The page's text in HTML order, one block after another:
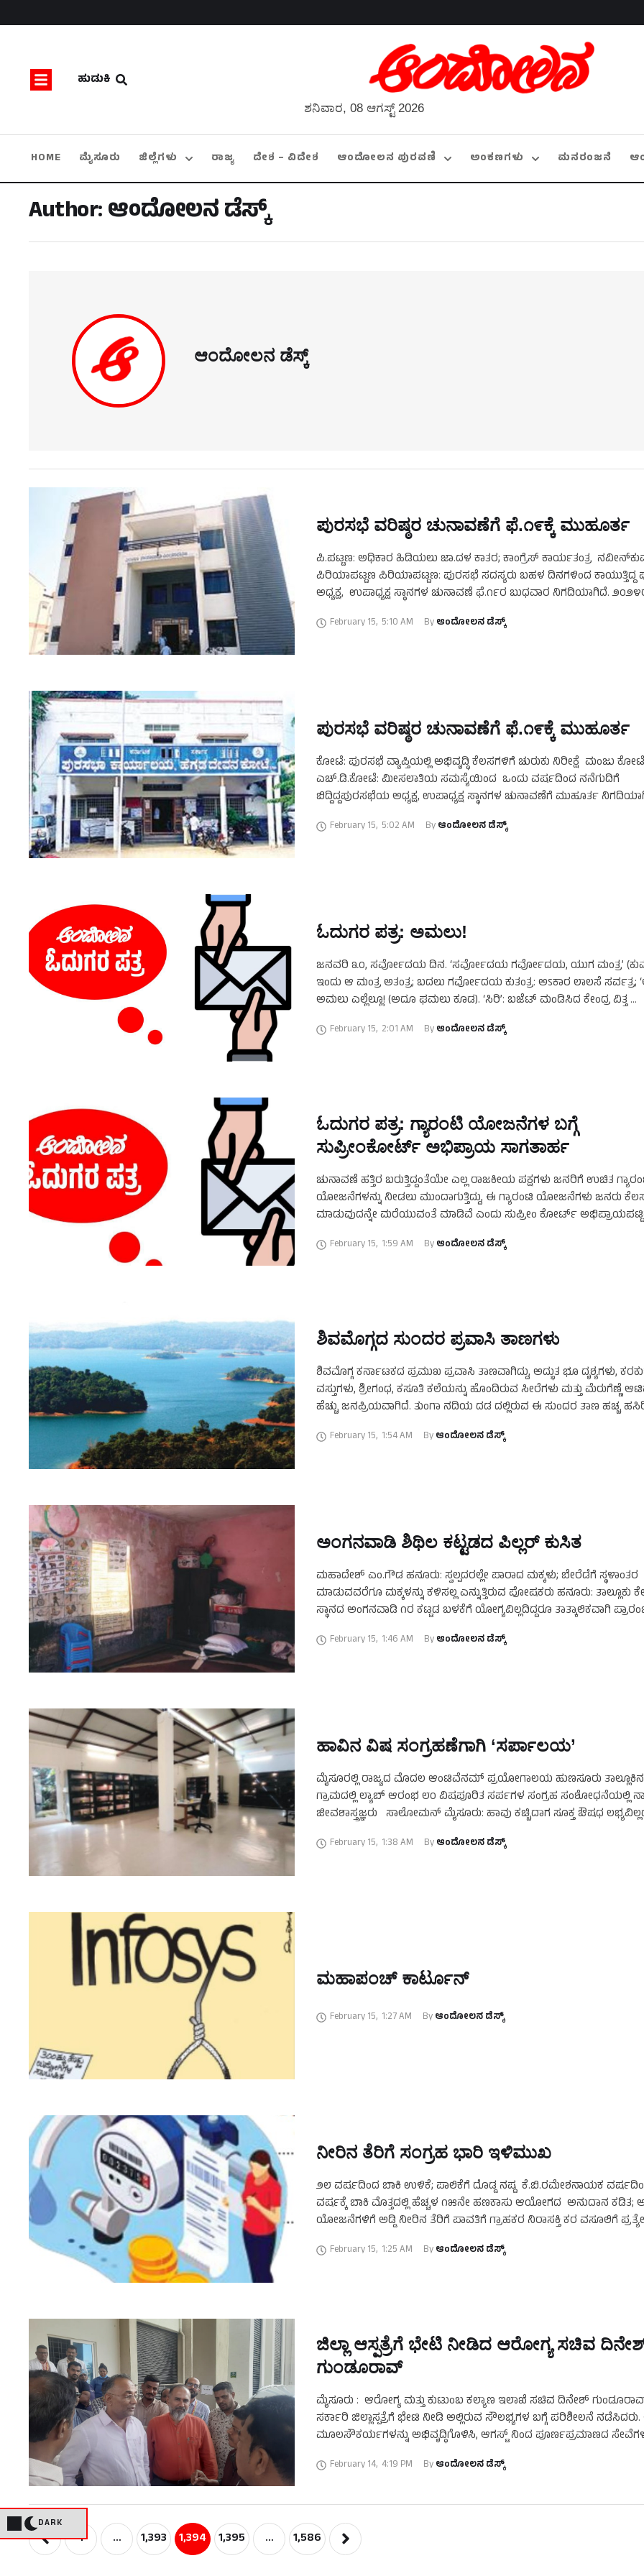
ಹುಡುಕಿ
ಶನಿವಾರ, 08 ಆಗಸ್ಟ್ 2026
DARK
HOME ಮೈಸೂರು ಜಿಲ್ಲೆಗಳು ರಾಜ್ಯ ದೇಶ – ವಿದೇಶ ಆಂದೋಲನ ಪುರವಣಿ ಅಂಕಣಗಳು ಮನರಂಜನೆ
Author:ಆಂದೋಲನ ಡೆಸ್ಕ್
ಆಂದೋಲನ ಡೆಸ್ಕ್
ಪುರಸಭೆ ವರಿಷ್ಠರ ಚುನಾವಣೆಗೆ ಫೆ.೧೯ಕ್ಕೆ ಮುಹೂರ್ತ
ಪಿ.ಪಟ್ಟಣ: ಅಧಿಕಾರ ಹಿಡಿಯಲು ಜಾ.ದಳ ಕಾತರ; ಕಾಂಗ್ರೆಸ್ ಕಾರ್ಯತಂತ್ರ
ಪಿರಿಯಾಪಟ್ಟಣ ಪಿರಿಯಾಪಟ್ಟಣ: ಪುರಸಭೆ ಸದಸ್ಯರು ಬಹಳ ದಿನಗಳಿಂದ ಕಾಯುತ್ತಿದ್ದ
ಅಧ್ಯಕ್ಷ, ಉಪಾಧ್ಯಕ್ಷ ಸ್ಥಾನಗಳ ಚುನಾವಣೆ ಫೆ.೧೯ರ ಬುಧವಾರ ನಿಗದಿಯಾಗಿದೆ.
February 15, 5:10 AM By ಆಂದೋಲನ ಡೆಸ್ಕ್
ಪುರಸಭೆ ವರಿಷ್ಠರ ಚುನಾವಣೆಗೆ ಫೆ.೧೯ಕ್ಕೆ ಮುಹೂರ್ತ
ಕೋಟೆ: ಪುರಸಭೆ ವ್ಯಾಪ್ತಿಯಲ್ಲಿ ಅಭಿವೃದ್ಧಿ ಕೆಲಸಗಳಿಗೆ ಚುರುಕು ನಿರೀಕ್ಷೆ ಮಂಜು ಕೋಟೆ
ಎಚ್.ಡಿ.ಕೋಟೆ: ಮೀಸಲಾತಿಯ ಸಮಸ್ಯೆಯಿಂದ ಒಂದು ವರ್ಷದಿಂದ ನನೆಗುದಿಗೆ
ಬಿದ್ದಿದ್ದಪುರಸಭೆಯ ಅಧ್ಯಕ್ಷ, ಉಪಾಧ್ಯಕ್ಷ ಸ್ಥಾನಗಳ ಚುನಾವಣೆಗೆ ಮುಹೂರ್ತ
February 15, 5:02 AM By ಆಂದೋಲನ ಡೆಸ್ಕ್
ಓದುಗರ ಪತ್ರ: ಅಮಲು!
ಜನವರಿ ೩೦, ಸರ್ವೋದಯ ದಿನ. ‘ಸರ್ವೋದಯ ಗರ್ವೋದಯ, ಯುಗ ಮಂತ್ರ’
ಇಂದು ಆ ಮಂತ್ರ ಅತಂತ್ರ; ಬದಲು ಗರ್ವೋದಯ ಕುತಂತ್ರ: ಅಽಕಾರ ಲಾಲಸೆ ಸರ್ವತ್ರ;
ಅಮಲು ಎಲ್ಲೆಲ್ಲೂ! (ಅದೂ ಘಮಲು ಕೂಡ). ‘ಸಿರಿ’: ಬಜೆಟ್ ಮಂಡಿಸಿದ ಕೇಂದ್ರ ವಿತ್ತ …
February 15, 2:01 AM By ಆಂದೋಲನ ಡೆಸ್ಕ್
ಓದುಗರ ಪತ್ರ: ಗ್ಯಾರಂಟಿ ಯೋಜನೆಗಳ ಬಗ್ಗೆ
ಸುಪ್ರೀಂಕೋರ್ಟ್ ಅಭಿಪ್ರಾಯ ಸಾಗತಾರ್ಹ
ಚುನಾವಣೆ ಹತ್ತಿರ ಬರುತ್ತಿದ್ದಂತೆಯೇ ಎಲ್ಲ ರಾಜಕೀಯ ಪಕ್ಷಗಳು ಜನರಿಗೆ ಉಚಿತ
ಯೋಜನೆಗಳನ್ನು ನೀಡಲು ಮುಂದಾಗುತ್ತಿದ್ದು, ಈ ಗ್ಯಾರಂಟಿ ಯೋಜನೆಗಳು ಜನರು
ಮಾಡುವುದನ್ನೇ ಮರೆಯುವಂತೆ ಮಾಡಿವೆ ಎಂದು ಸುಪ್ರೀಂ ಕೋರ್ಟ್
February 15, 1:59 AM By ಆಂದೋಲನ ಡೆಸ್ಕ್
ಶಿವಮೊಗ್ಗದ ಸುಂದರ ಪ್ರವಾಸಿ ತಾಣಗಳು
ಶಿವಮೊಗ್ಗ ಕರ್ನಾಟಕದ ಪ್ರಮುಖ ಪ್ರವಾಸಿ ತಾಣವಾಗಿದ್ದು, ಅದ್ಭುತ ಭೂ ದೃಶ್ಯಗಳು,
ವಸ್ತುಗಳು, ಶ್ರೀಗಂಧ, ಕಸೂತಿ ಕಲೆಯನ್ನು ಹೊಂದಿರುವ ಸೀರೆಗಳು ಮತ್ತು ಮೆರುಗೆಣ್ಣೆ
ಹೆಚ್ಚು ಜನಪ್ರಿಯವಾಗಿದೆ. ತುಂಗಾ ನದಿಯ ದಡ ದಲ್ಲಿರುವ ಈ ಸುಂದರ ತಾಣ ಹಚ್ಚ
February 15, 1:54 AM By ಆಂದೋಲನ ಡೆಸ್ಕ್
ಅಂಗನವಾಡಿ ಶಿಥಿಲ ಕಟ್ಟಡದ ಪಿಲ್ಲರ್ ಕುಸಿತ
ಮಹಾದೇಶ್ ಎಂ.ಗೌಡ ಹನೂರು: ಸ್ವಲ್ಪದರಲ್ಲೇ ಪಾರಾದ ಮಕ್ಕಳು; ಬೇರೆಡೆಗೆ ಸ್ಥಳಾಂತರ
ಮಾಡುವವರೆಗೂ ಮಕ್ಕಳನ್ನು ಕಳಿಸಲ್ಲ ಎನ್ನುತ್ತಿರುವ ಪೋಷಕರು ಹನೂರು: ತಾಲ್ಲೂಕು
ಸ್ಥಾನದ ಅಂಗನವಾಡಿ ೧ರ ಕಟ್ಟಡ ಬಳಕೆಗೆ ಯೋಗ್ಯವಿಲ್ಲದಿದ್ದರೂ ತಾತ್ಕಾಲಿಕವಾಗಿ
February 15, 1:46 AM By ಆಂದೋಲನ ಡೆಸ್ಕ್
ಹಾವಿನ ವಿಷ ಸಂಗ್ರಹಣೆಗಾಗಿ ‘ಸರ್ಪಾಲಯ’
ಮೈಸೂರಲ್ಲಿ ರಾಜ್ಯದ ಮೊದಲ ಆಂಟಿವೆನಮ್ ಪ್ರಯೋಗಾಲಯ ಹುಣಸೂರು ತಾಲ್ಲೂಕಿನ
ಗ್ರಾಮದಲ್ಲಿ ಲ್ಯಾಬ್ ಆರಂಭ ೮೦ ವಿಷಪೂರಿತ ಸರ್ಪಗಳ ಸಂಗ್ರಹ ಸಂಶೋಧನೆಯಲ್ಲಿ
ಜೀವಶಾಸ್ತ್ರಜ್ಞರು ಸಾಲೋಮನ್ ಮೈಸೂರು: ಹಾವು ಕಚ್ಚಿದಾಗ ಸೂಕ್ತ ಔಷಧ
February 15, 1:38 AM By ಆಂದೋಲನ ಡೆಸ್ಕ್
ಮಹಾಪಂಚ್‌ ಕಾರ್ಟೂನ್‌
February 15, 1:27 AM By ಆಂದೋಲನ ಡೆಸ್ಕ್
ನೀರಿನ ತೆರಿಗೆ ಸಂಗ್ರಹ ಭಾರಿ ಇಳಿಮುಖ
೨೮ ವರ್ಷದಿಂದ ಬಾಕಿ ಉಳಿಕೆ; ಪಾಲಿಕೆಗೆ ದೊಡ್ಡ ನಷ್ಟ ಕೆ.ಬಿ.ರಮೇಶನಾಯಕ
ವರ್ಷಕ್ಕೆ ಬಾಕಿ ಮೊತ್ತದಲ್ಲಿ ಹೆಚ್ಚಳ ೧೫ನೇ ಹಣಕಾಸು ಆಯೋಗದ ಅನುದಾನ ಕಡಿತ;
ಯೋಜನೆಗಳಿಗೆ ಅಡ್ಡಿ ನೀರಿನ ತೆರಿಗೆ ಪಾವತಿಗೆ ಗ್ರಾಹಕರ ನಿರಾಸಕ್ತಿ ಕರ ವಸೂಲಿಗೆ
February 15, 1:25 AM By ಆಂದೋಲನ ಡೆಸ್ಕ್
ಜಿಲ್ಲಾ ಆಸ್ಪತ್ರೆಗೆ ಭೇಟಿ ನೀಡಿದ ಆರೋಗ್ಯ ಸಚಿವ
ಗುಂಡೂರಾವ್
ಮೈಸೂರು : ಆರೋಗ್ಯ ಮತ್ತು ಕುಟುಂಬ ಕಲ್ಯಾಣ ಇಲಾಖೆ ಸಚಿವ ದಿನೇಶ್
ಸರ್ಕಾರಿ ಜಿಲ್ಲಾಸ್ಪತ್ರೆಗೆ ಭೇಟಿ ನೀಡಿ ಅಲ್ಲಿರುವ ಸೌಲಭ್ಯಗಳ ಬಗ್ಗೆ ಪರಿಶೀಲನೆ
ಮೂಲಸೌಕರ್ಯಗಳನ್ನು ಅಭಿವೃದ್ಧಿಗೊಳಿಸಿ, ಆಗಸ್ಟ್ ನಿಂದ ಪೂರ್ಣಪ್ರಮಾಣದ
February 14, 4:19 PM By ಆಂದೋಲನ ಡೆಸ್ಕ್
1 … 1,393 1,394 1,395 … 1,586